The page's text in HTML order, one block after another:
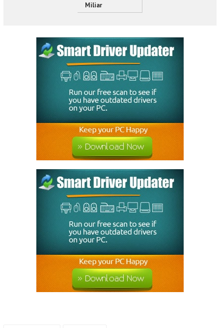
Miliar